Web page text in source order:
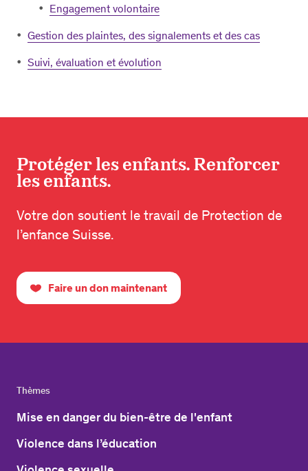
Engagement volontaire
Gestion des plaintes, des signalements et des cas
Suivi, évaluation et évolution
Protéger les enfants. Renforcer
les enfants.
Votre don soutient le travail de Protection de
l’enfance Suisse.
Faire un don maintenant
Thèmes
Mise en danger du bien-être de l'enfant
Violence dans l’éducation